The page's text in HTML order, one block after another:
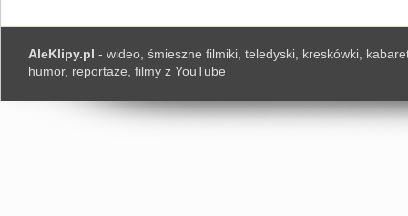
AleKlipy.pl - wideo, śmieszne filmiki, teledyski, kreskówki,
humor, reportaże, filmy z YouTube